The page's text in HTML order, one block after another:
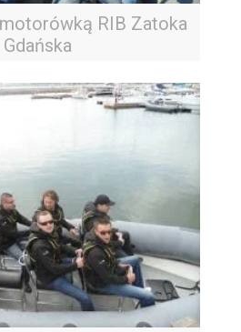
RIB Zatoka
Gdańska